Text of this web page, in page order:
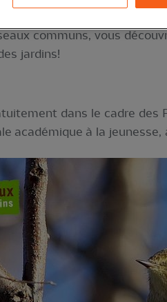
scientifiques? Cette
communs, vous
jardins!
dans le cadre des
académique à la